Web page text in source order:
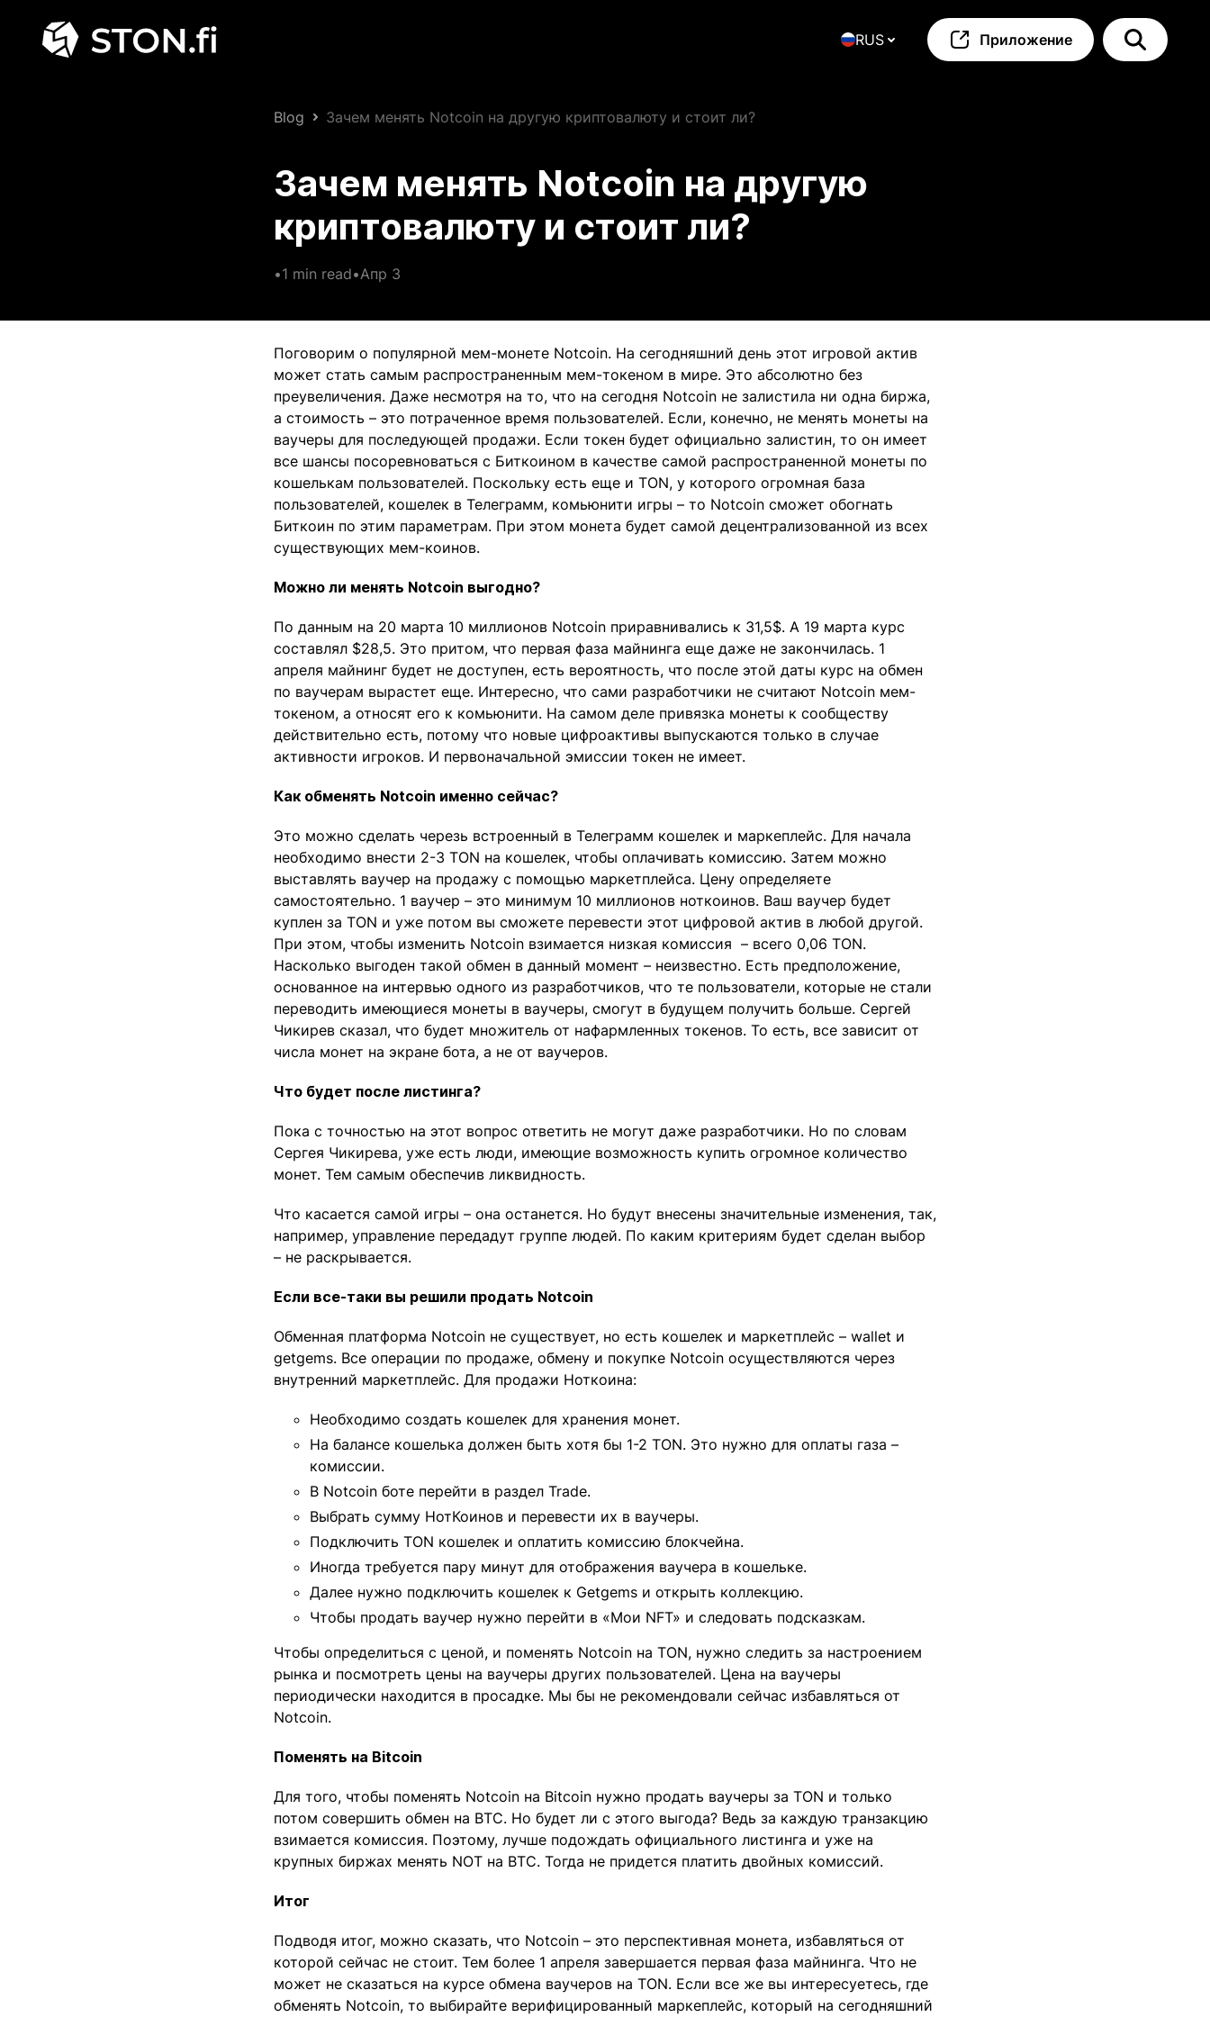
RUS Приложение
Blog Зачем менять Notcoin на другую криптовалюту и стоит ли?
Зачем менять Notcoin на другую
криптовалюту и стоит ли?
•1 min read•Апр 3
Поговорим о популярной мем-монете Notcoin. На сегодняшний день этот игровой актив
может стать самым распространенным мем-токеном в мире. Это абсолютно без
преувеличения. Даже несмотря на то, что на сегодня Notcoin не залистила ни одна биржа,
а стоимость – это потраченное время пользователей. Если, конечно, не менять монеты на
ваучеры для последующей продажи. Если токен будет официально залистин, то он имеет
все шансы посоревноваться с Биткоином в качестве самой распространенной монеты по
кошелькам пользователей. Поскольку есть еще и TON, у которого огромная база
пользователей, кошелек в Телеграмм, комьюнити игры – то Notcoin сможет обогнать
Биткоин по этим параметрам. При этом монета будет самой децентрализованной из всех
существующих мем-коинов.
Можно ли менять Notcoin выгодно?
По данным на 20 марта 10 миллионов Notcoin приравнивались к 31,5$. А 19 марта курс
составлял $28,5. Это притом, что первая фаза майнинга еще даже не закончилась. 1
апреля майнинг будет не доступен, есть вероятность, что после этой даты курс на обмен
по ваучерам вырастет еще. Интересно, что сами разработчики не считают Notcoin мем-
токеном, а относят его к комьюнити. На самом деле привязка монеты к сообществу
действительно есть, потому что новые цифроактивы выпускаются только в случае
активности игроков. И первоначальной эмиссии токен не имеет.
Как обменять Notcoin именно сейчас?
Это можно сделать черезь встроенный в Телеграмм кошелек и маркеплейс. Для начала
необходимо внести 2-3 TON на кошелек, чтобы оплачивать комиссию. Затем можно
выставлять ваучер на продажу с помощью маркетплейса. Цену определяете
самостоятельно. 1 ваучер – это минимум 10 миллионов ноткоинов. Ваш ваучер будет
куплен за TON и уже потом вы сможете перевести этот цифровой актив в любой другой.
При этом, чтобы изменить Notcoin взимается низкая комиссия – всего 0,06 TON.
Насколько выгоден такой обмен в данный момент – неизвестно. Есть предположение,
основанное на интервью одного из разработчиков, что те пользователи, которые не стали
переводить имеющиеся монеты в ваучеры, смогут в будущем получить больше. Сергей
Чикирев сказал, что будет множитель от нафармленных токенов. То есть, все зависит от
числа монет на экране бота, а не от ваучеров.
Что будет после листинга?
Пока с точностью на этот вопрос ответить не могут даже разработчики. Но по словам
Сергея Чикирева, уже есть люди, имеющие возможность купить огромное количество
монет. Тем самым обеспечив ликвидность.
Что касается самой игры – она останется. Но будут внесены значительные изменения, так,
например, управление передадут группе людей. По каким критериям будет сделан выбор
– не раскрывается.
Если все-таки вы решили продать Notcoin
Обменная платформа Notcoin не существует, но есть кошелек и маркетплейс – wallet и
getgems. Все операции по продаже, обмену и покупке Notcoin осуществляются через
внутренний маркетплейс. Для продажи Ноткоина:
Необходимо создать кошелек для хранения монет.
На балансе кошелька должен быть хотя бы 1-2 TON. Это нужно для оплаты газа –
комиссии.
В Notcoin боте перейти в раздел Trade.
Выбрать сумму НотКоинов и перевести их в ваучеры.
Подключить TON кошелек и оплатить комиссию блокчейна.
Иногда требуется пару минут для отображения ваучера в кошельке.
Далее нужно подключить кошелек к Getgems и открыть коллекцию.
Чтобы продать ваучер нужно перейти в «Мои NFT» и следовать подсказкам.
Чтобы определиться с ценой, и поменять Notcoin на TON, нужно следить за настроением
рынка и посмотреть цены на ваучеры других пользователей. Цена на ваучеры
периодически находится в просадке. Мы бы не рекомендовали сейчас избавляться от
Notcoin.
Поменять на Bitcoin
Для того, чтобы поменять Notcoin на Bitcoin нужно продать ваучеры за TON и только
потом совершить обмен на BTC. Но будет ли с этого выгода? Ведь за каждую транзакцию
взимается комиссия. Поэтому, лучше подождать официального листинга и уже на
крупных биржах менять NOT на BTC. Тогда не придется платить двойных комиссий.
Итог
Подводя итог, можно сказать, что Notcoin – это перспективная монета, избавляться от
которой сейчас не стоит. Тем более 1 апреля завершается первая фаза майнинга. Что не
может не сказаться на курсе обмена ваучеров на TON. Если все же вы интересуетесь, где
обменять Notcoin, то выбирайте верифицированный маркеплейс, который на сегодняшний